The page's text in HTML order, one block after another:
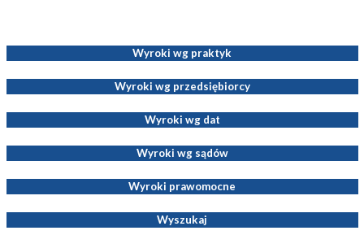
Wyroki wg praktyk
Wyroki wg przedsiębiorcy
Wyroki wg dat
Wyroki wg sądów
Wyroki prawomocne
Wyszukaj